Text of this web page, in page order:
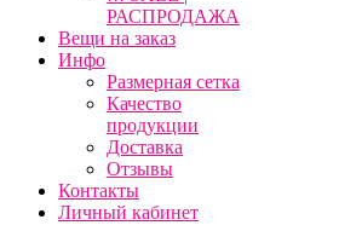
РАСПРОДАЖА
Вещи на заказ
Инфо
Размерная сетка
Качество
продукции
Доставка
Отзывы
Контакты
Личный кабинет